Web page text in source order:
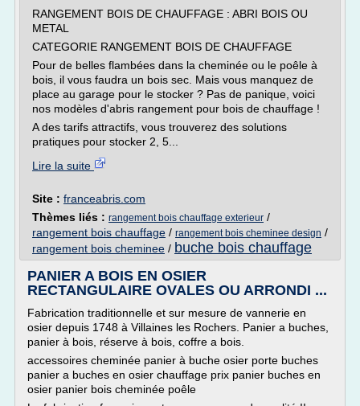
RANGEMENT BOIS DE CHAUFFAGE : ABRI BOIS OU
METAL
CATEGORIE RANGEMENT BOIS DE CHAUFFAGE
Pour de belles flambées dans la cheminée ou le poêle à
bois, il vous faudra un bois sec. Mais vous manquez de
place au garage pour le stocker ? Pas de panique, voici
nos modèles d'abris rangement pour bois de chauffage !
A des tarifs attractifs, vous trouverez des solutions
pratiques pour stocker 2, 5...
Lire la suite
Site : franceabris.com
Thèmes liés : rangement bois chauffage exterieur /
rangement bois chauffage / rangement bois cheminee design /
rangement bois cheminee / buche bois chauffage
PANIER A BOIS EN OSIER
RECTANGULAIRE OVALES OU ARRONDI ...
Fabrication traditionnelle et sur mesure de vannerie en
osier depuis 1748 à Villaines les Rochers. Panier a buches,
panier à bois, réserve à bois, coffre a bois.
accessoires cheminée panier à buche osier porte buches
panier a buches en osier chauffage prix panier buches en
osier panier bois cheminée poêle